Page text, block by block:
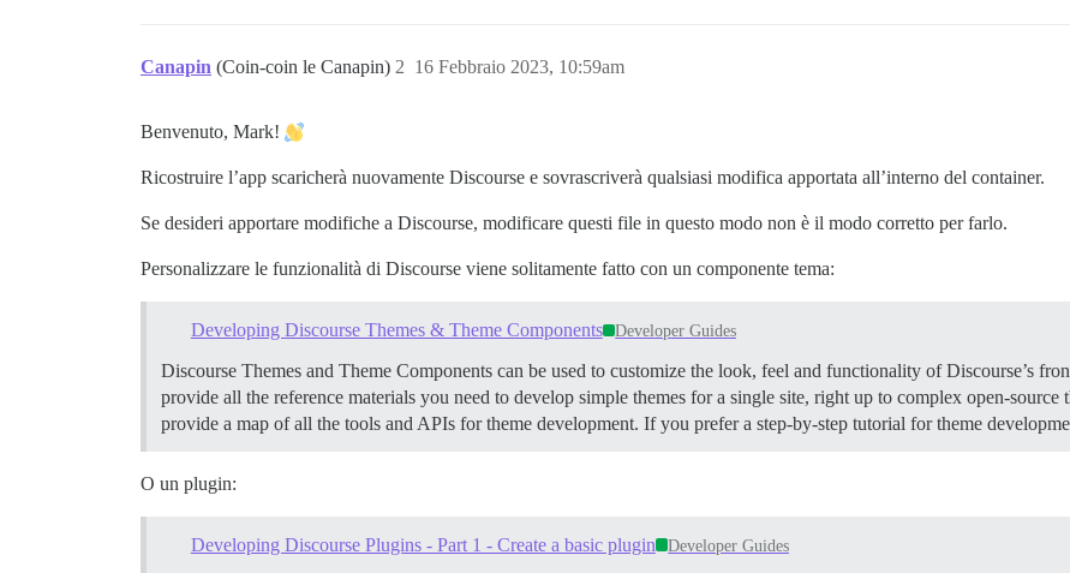
Canapin (Coin-coin le Canapin) 16 Febbraio 2023, 10:59am
2
Benvenuto, Mark!
Ricostruire l’app scaricherà nuovamente Discourse e sovrascriverà qualsiasi modifica apportata all’interno del container.
Se desideri apportare modifiche a Discourse, modificare questi file in questo modo non è il modo corretto per farlo.
Personalizzare le funzionalità di Discourse viene solitamente fatto con un componente tema:
Developing Discourse Themes & Theme Components Developer Guides
Discourse Themes and Theme Components can be used to customize the look, feel and functionality of Discourse’s
provide all the reference materials you need to develop simple themes for a single site, right up to complex open-
provide a map of all the tools and APIs for theme development. If you prefer a step-by-step tutorial for theme
O un plugin:
Developing Discourse Plugins - Part 1 - Create a basic plugin Developer Guides